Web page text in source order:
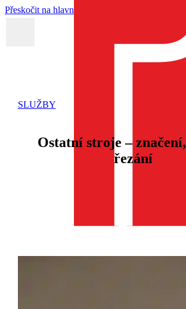
Přeskočit na hlavní obsah
Služby
SLUŽBY
Ostatní stroje –
řezání